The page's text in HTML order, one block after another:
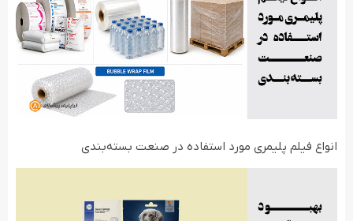
انواع فیلم‌ پلیمری مورد استفاده در صنعت بسته‌بندی